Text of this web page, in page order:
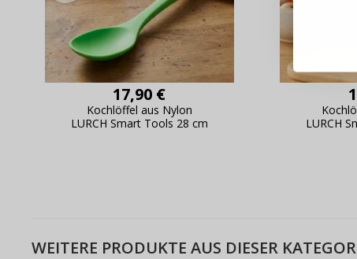
17,90 €
Kochlöffel aus Nylon
LURCH Smart Tools 28 cm
LURCH
WEITERE PRODUKTE AUS DIESER
Live-